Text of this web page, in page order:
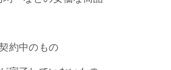
約中のもの